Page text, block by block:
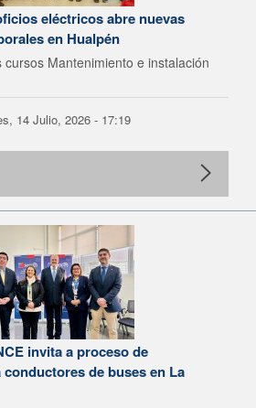
eléctricos abre nuevas
en Hualpén
cursos Mantenimiento e instalación
14 Julio, 2026 - 17:19
invita a proceso de
de buses en La